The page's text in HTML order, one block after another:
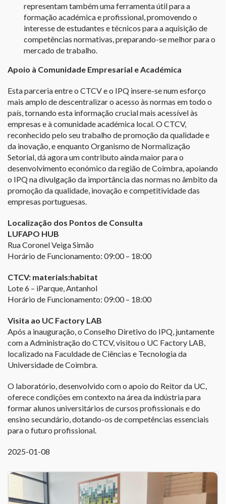
representam também uma ferramenta útil para a
formação académica e profissional, promovendo o
interesse de estudantes e técnicos para a aquisição de
competências normativas, preparando-se melhor para o
mercado de trabalho.
Apoio à Comunidade Empresarial e Académica
Esta parceria entre o CTCV e o IPQ insere-se num esforço
mais amplo de descentralizar o acesso às normas em todo o
país, tornando esta informação crucial mais acessível às
empresas e à comunidade académica local. O CTCV,
reconhecido pelo seu trabalho de promoção da qualidade e
da inovação, e enquanto Organismo de Normalização
Setorial, dá agora um contributo ainda maior para o
desenvolvimento económico da região de Coimbra, apoiando
o IPQ na divulgação da importância das normas no âmbito da
promoção da qualidade, inovação e competitividade das
empresas portuguesas.
Localização dos Pontos de Consulta
LUFAPO HUB
Rua Coronel Veiga Simão
Horário de Funcionamento: 09:00 – 18:00
CTCV: materials:habitat
Lote 6 – iParque, Antanhol
Horário de Funcionamento: 09:00 – 18:00
Visita ao UC Factory LAB
Após a inauguração, o Conselho Diretivo do IPQ, juntamente
com a Administração do CTCV, visitou o UC Factory LAB,
localizado na Faculdade de Ciências e Tecnologia da
Universidade de Coimbra.
O laboratório, desenvolvido com o apoio do Reitor da UC,
oferece condições em contexto na área da indústria para
formar alunos universitários de cursos profissionais e do
ensino secundário, dotando-os de competências essenciais
para o futuro profissional.
2025-01-08